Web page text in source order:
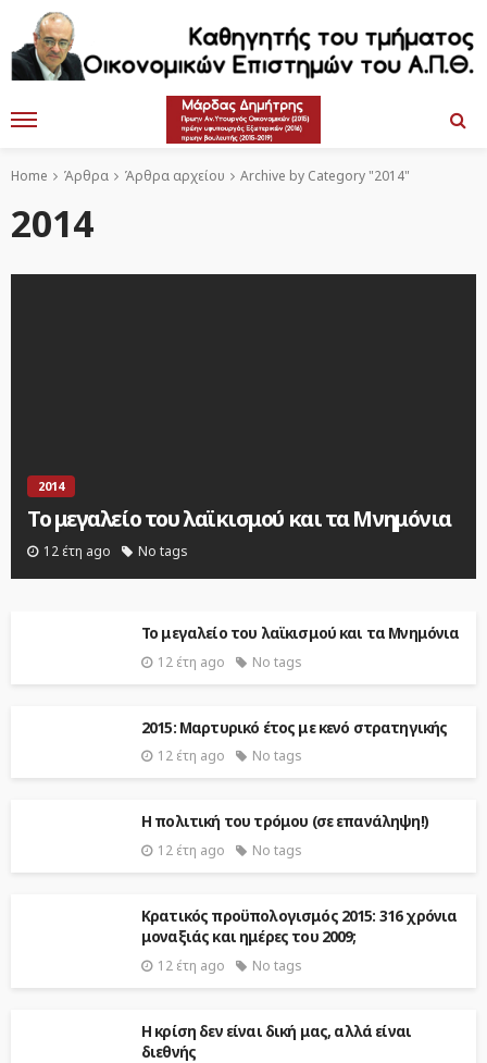
Home Άρθρα Άρθρα αρχείου Archive by Category "2014"
2014
2014
Το μεγαλείο του λαϊκισμού και τα Μνημόνια
12 έτη ago No tags
Το μεγαλείο του λαϊκισμού και τα Μνημόνια
12 έτη ago No tags
2015: Μαρτυρικό έτος με κενό στρατηγικής
12 έτη ago No tags
Η πολιτική του τρόμου (σε επανάληψη!)
12 έτη ago No tags
Κρατικός προϋπολογισμός 2015: 316 χρόνια
μοναξιάς και ημέρες του 2009;
12 έτη ago No tags
H κρίση δεν είναι δική μας, αλλά είναι
διεθνής